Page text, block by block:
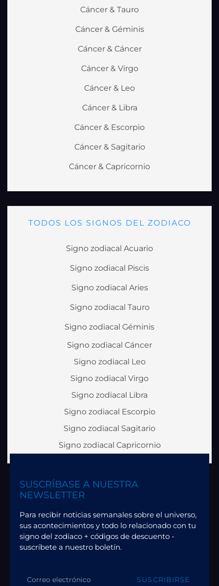
Cáncer & Tauro
Cáncer & Géminis
Cáncer & Cáncer
Cáncer & Virgo
Cáncer & Leo
Cáncer & Libra
Cáncer & Escorpio
Cáncer & Sagitario
Cáncer & Capricornio
TODOS LOS SIGNOS DEL ZODIACO
Signo zodiacal Acuario
Signo zodiacal Piscis
Signo zodiacal Aries
Signo zodiacal Tauro
Signo zodiacal Géminis
Signo zodiacal Cáncer
Signo zodiacal Leo
Signo zodiacal Virgo
Signo zodiacal Libra
Signo zodiacal Escorpio
Signo zodiacal Sagitario
Signo zodiacal Capricornio
SUSCRÍBASE A NUESTRA
NEWSLETTER
Para recibir noticias semanales sobre el universo,
sus acontecimientos y todo lo relacionado con tu
signo del zodiaco + códigos de descuento -
suscríbete a nuestro boletín.
SUSCRIBIRSE